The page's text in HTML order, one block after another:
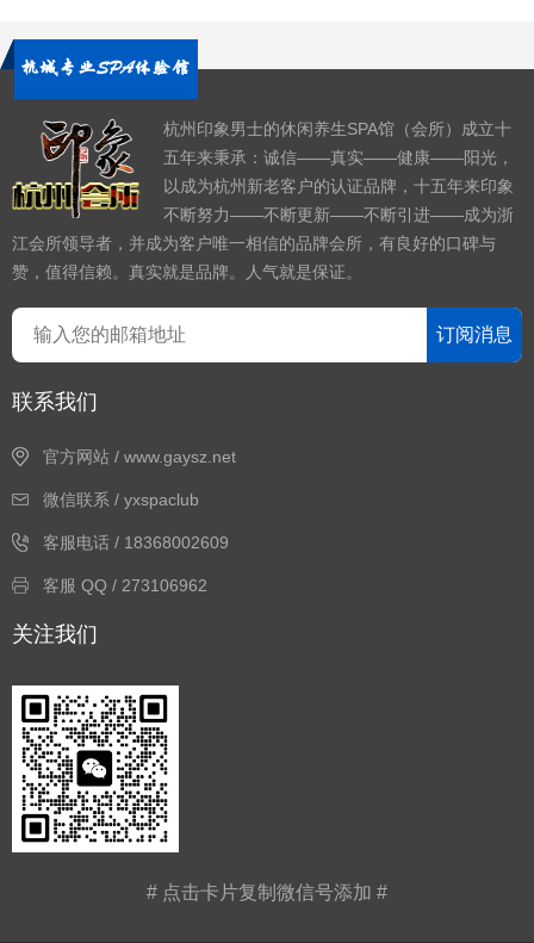
杭州印象男士的休闲养生SPA馆（会所）成立十
五年来秉承：诚信——真实——健康——阳光，
以成为杭州新老客户的认证品牌，十五年来印象
不断努力——不断更新——不断引进——成为浙
江会所领导者，并成为客户唯一相信的品牌会所，有良好的口碑与
赞，值得信赖。真实就是品牌。人气就是保证。
订阅消息
联系我们
官方网站 / www.gaysz.net
微信联系 / yxspaclub
客服电话 / 18368002609
客服 QQ / 273106962
关注我们
# 点击卡片复制微信号添加 #